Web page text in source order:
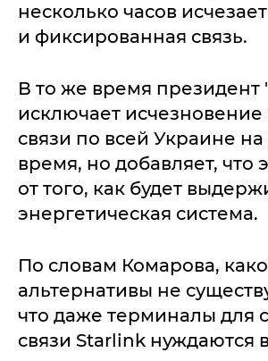
несколько часов
и фиксированная связь.
В то же время президент
исключает
связи по всей Украине на
время, но добавляет, что
от того, как будет
энергетическая система.
По словам Комарова,
альтернативы не
что даже терминалы для
связи Starlink нуждаются